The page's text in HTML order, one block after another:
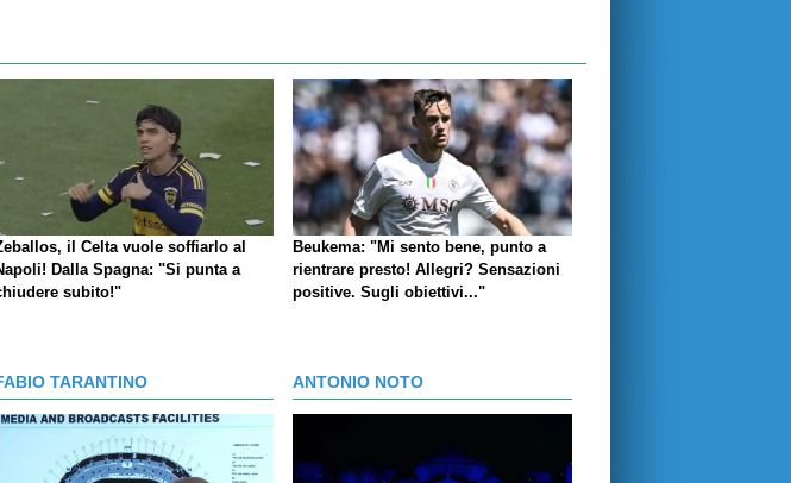
il Celta vuole soffiarlo al
Dalla Spagna: "Si punta a
subito!"
Beukema: "Mi sento bene, punto a
rientrare presto! Allegri? Sensazioni
positive. Sugli obiettivi..."
TARANTINO ANTONIO NOTO